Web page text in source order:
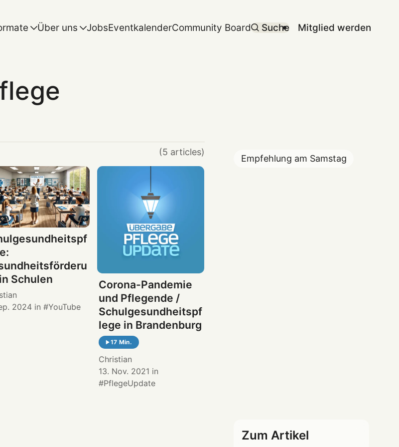
Über uns JobsEventkalenderCommunity Board Suche Mitglied werden
Empfehlung am Samstag
Zum Artikel
(5 articles)
Schulen
2024 in YouTube
Corona-Pandemie
und Pflegende /
Schulgesundheitspf
lege in Brandenburg
17 Min.
Christian
13. Nov. 2021 in
PflegeUpdate